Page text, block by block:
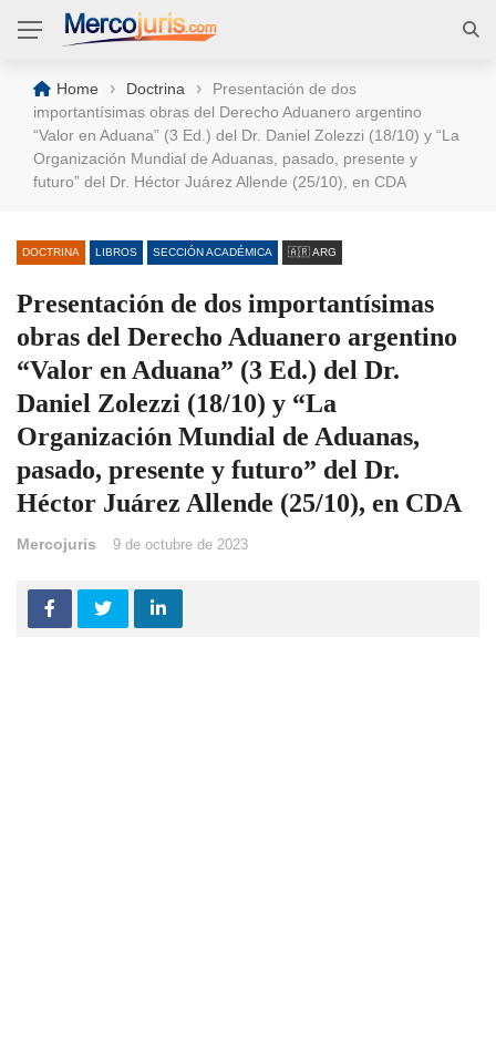
Home › Doctrina ›
Presentación de dos
importantísimas obras del Derecho Aduanero argentino
“Valor en Aduana” (3 Ed.) del Dr. Daniel Zolezzi (18/10) y “La
Organización Mundial de Aduanas, pasado, presente y
futuro” del Dr. Héctor Juárez Allende (25/10), en CDA
DOCTRINA LIBROS SECCIÓN ACADÉMICA 🇦🇷 ARG
Presentación de dos importantísimas
obras del Derecho Aduanero argentino
“Valor en Aduana” (3 Ed.) del Dr.
Daniel Zolezzi (18/10) y “La
Organización Mundial de Aduanas,
pasado, presente y futuro” del Dr.
Héctor Juárez Allende (25/10), en CDA
Mercojuris 9 de octubre de 2023